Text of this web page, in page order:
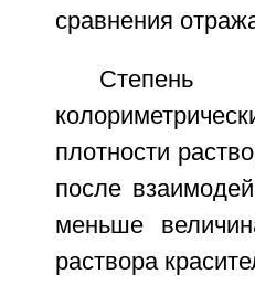
сравнения
Степень
плотности
после
меньше
раствора